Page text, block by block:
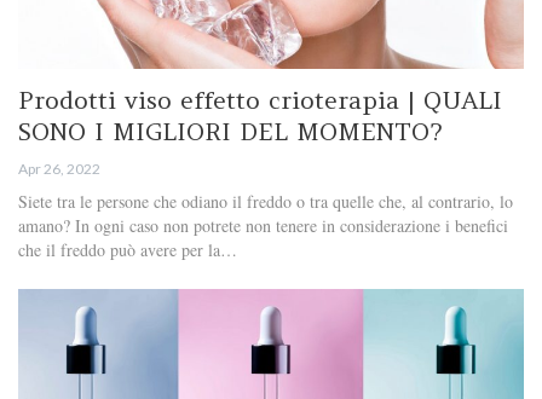
Prodotti viso effetto crioterapia | QUALI
SONO I MIGLIORI DEL MOMENTO?
Apr 26, 2022
Siete tra le persone che odiano il freddo o tra quelle che, al contrario, lo
amano? In ogni caso non potrete non tenere in considerazione i benefici
che il freddo può avere per la…